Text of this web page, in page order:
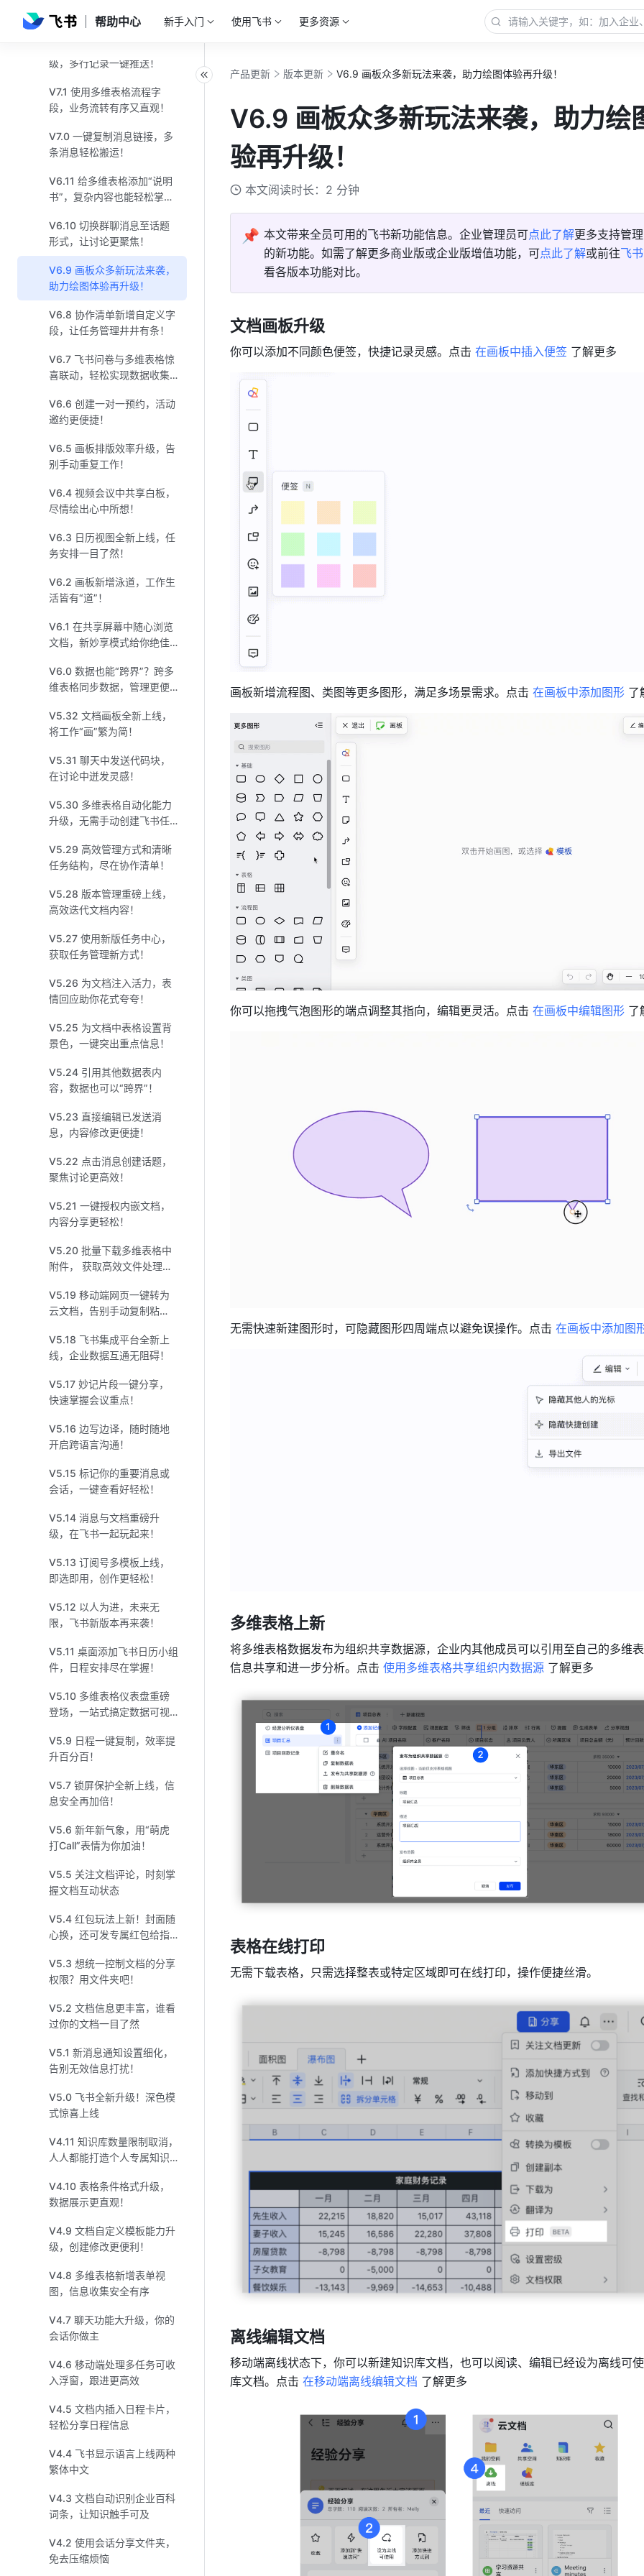
帮助中心 新手入门 使用飞书 更多资源
提升有妙计！
级，多行记录一键推送！
V7.1 使用多维表格流程字
段，业务流转有序又直观！
V7.0 一键复制消息链接，多
条消息轻松搬运！
V6.11 给多维表格添加“说明
书”，复杂内容也能轻松掌
V6.10 切换群聊消息至话题
形式，让讨论更聚焦！
V6.9 画板众多新玩法来袭，
助力绘图体验再升级！
V6.8 协作清单新增自定义字
段，让任务管理井井有条！
V6.7 飞书问卷与多维表格惊
喜联动，轻松实现数据收集
V6.6 创建一对一预约，活动
邀约更便捷！
V6.5 画板排版效率升级，告
别手动重复工作！
V6.4 视频会议中共享白板，
尽情绘出心中所想！
V6.3 日历视图全新上线，任
务安排一目了然！
V6.2 画板新增泳道，工作生
活皆有“道”！
V6.1 在共享屏幕中随心浏览
文档，新妙享模式给你绝佳
V6.0 数据也能“跨界”？跨多
维表格同步数据，管理更便
V5.32 文档画板全新上线，
将工作“画”繁为简！
V5.31 聊天中发送代码块，
在讨论中迸发灵感！
V5.30 多维表格自动化能力
升级，无需手动创建飞书任
V5.29 高效管理方式和清晰
任务结构，尽在协作清单！
V5.28 版本管理重磅上线，
高效迭代文档内容！
V5.27 使用新版任务中心，
获取任务管理新方式！
V5.26 为文档注入活力，表
情回应助你花式夸夸！
V5.25 为文档中表格设置背
景色，一键突出重点信息！
V5.24 引用其他数据表内
容，数据也可以“跨界”！
V5.23 直接编辑已发送消
息，内容修改更便捷！
V5.22 点击消息创建话题，
聚焦讨论更高效！
V5.21 一键授权内嵌文档，
内容分享更轻松！
V5.20 批量下载多维表格中
附件， 获取高效文件处理方
V5.19 移动端网页一键转为
云文档，告别手动复制粘
V5.18 飞书集成平台全新上
线，企业数据互通无阻碍！
V5.17 妙记片段一键分享，
快速掌握会议重点！
V5.16 边写边译，随时随地
开启跨语言沟通！
V5.15 标记你的重要消息或
会话，一键查看好轻松！
V5.14 消息与文档重磅升
级，在飞书一起玩起来！
V5.13 订阅号多模板上线，
即选即用，创作更轻松！
V5.12 以人为进，未来无
限，飞书新版本再来袭！
V5.11 桌面添加飞书日历小组
件，日程安排尽在掌握！
V5.10 多维表格仪表盘重磅
登场，一站式搞定数据可视
V5.9 日程一键复制，效率提
升百分百！
V5.7 锁屏保护全新上线，信
息安全再加倍！
V5.6 新年新气象，用“萌虎
打Call”表情为你加油！
V5.5 关注文档评论，时刻掌
握文档互动状态
V5.4 红包玩法上新！封面随
心换，还可发专属红包给指
V5.3 想统一控制文档的分享
权限？用文件夹吧！
V5.2 文档信息更丰富，谁看
过你的文档一目了然
V5.1 新消息通知设置细化，
告别无效信息打扰！
V5.0 飞书全新升级！深色模
式惊喜上线
V4.11 知识库数量限制取消，
人人都能打造个人专属知识
V4.10 表格条件格式升级，
数据展示更直观！
V4.9 文档自定义模板能力升
级，创建修改更便利！
V4.8 多维表格新增表单视
图，信息收集安全有序
V4.7 聊天功能大升级，你的
会话你做主
V4.6 移动端处理多任务可收
入浮窗，跟进更高效
V4.5 文档内插入日程卡片，
轻松分享日程信息
V4.4 飞书显示语言上线两种
繁体中文
V4.3 文档自动识别企业百科
词条，让知识触手可及
V4.2 使用会话分享文件夹，
免去压缩烦恼
产品更新 版本更新 V6.9 画板众多新玩法来袭，助力绘图体验再升级！
V6.9 画板众多新玩法来袭，助力绘
验再升级！
本文阅读时长：2 分钟
📌 本文带来全员可用的飞书新功能信息。企业管理员可点此了解更多支持管
的新功能。如需了解更多商业版或企业版增值功能，可点此了解或前往飞
看各版本功能对比。
文档画板升级
你可以添加不同颜色便签，快捷记录灵感。点击 在画板中插入便签 了解更多
画板新增流程图、类图等更多图形，满足多场景需求。点击 在画板中添加图形 了
你可以拖拽气泡图形的端点调整其指向，编辑更灵活。点击 在画板中编辑图形 了
无需快速新建图形时，可隐藏图形四周端点以避免误操作。点击 在画板中添加图
多维表格上新
将多维表格数据发布为组织共享数据源，企业内其他成员可以引用至自己的多维
信息共享和进一步分析。点击 使用多维表格共享组织内数据源 了解更多
表格在线打印
无需下载表格，只需选择整表或特定区域即可在线打印，操作便捷丝滑。
离线编辑文档
移动端离线状态下，你可以新建知识库文档，也可以阅读、编辑已经设为离线可
库文档。点击 在移动端离线编辑文档 了解更多